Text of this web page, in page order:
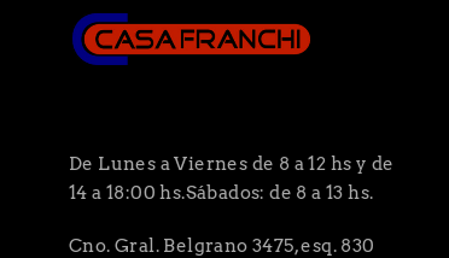
De Lunes a Viernes de 8 a 12 hs y de
14 a 18:00 hs.Sábados: de 8 a 13 hs.
Cno. Gral. Belgrano 3475, esq. 830